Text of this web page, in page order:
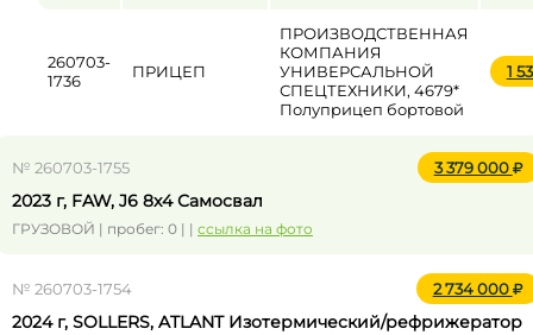
260703-
1736
ПРИЦЕП
ПРОИЗВОДСТВЕННАЯ
КОМПАНИЯ
УНИВЕРСАЛЬНОЙ
СПЕЦТЕХНИКИ, 4679*
Полуприцеп бортовой
1
№ 260703-1755 3 379 000
2023 г, FAW, J6 8x4 Самосвал
ГРУЗОВОЙ | пробег: 0 | | ссылка на фото
№ 260703-1754 2 734 000
2024 г, SOLLERS, ATLANT Изотермический/рефрижератор